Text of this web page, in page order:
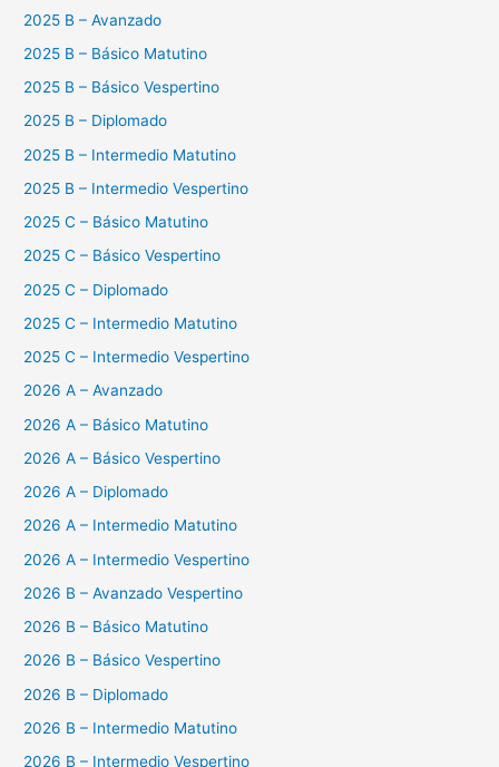
2025 B – Avanzado
2025 B – Básico Matutino
2025 B – Básico Vespertino
2025 B – Diplomado
2025 B – Intermedio Matutino
2025 B – Intermedio Vespertino
2025 C – Básico Matutino
2025 C – Básico Vespertino
2025 C – Diplomado
2025 C – Intermedio Matutino
2025 C – Intermedio Vespertino
2026 A – Avanzado
2026 A – Básico Matutino
2026 A – Básico Vespertino
2026 A – Diplomado
2026 A – Intermedio Matutino
2026 A – Intermedio Vespertino
2026 B – Avanzado Vespertino
2026 B – Básico Matutino
2026 B – Básico Vespertino
2026 B – Diplomado
2026 B – Intermedio Matutino
2026 B – Intermedio Vespertino